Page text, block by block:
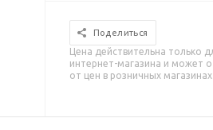
Поделиться
Цена действительна только
интернет-магазина и может
от цен в розничных магазинах